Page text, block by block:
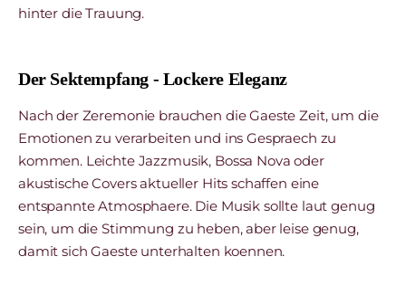
hinter die Trauung.
Der Sektempfang - Lockere Eleganz
Nach der Zeremonie brauchen die Gaeste Zeit, um die
Emotionen zu verarbeiten und ins Gespraech zu
kommen. Leichte Jazzmusik, Bossa Nova oder
akustische Covers aktueller Hits schaffen eine
entspannte Atmosphaere. Die Musik sollte laut genug
sein, um die Stimmung zu heben, aber leise genug,
damit sich Gaeste unterhalten koennen.